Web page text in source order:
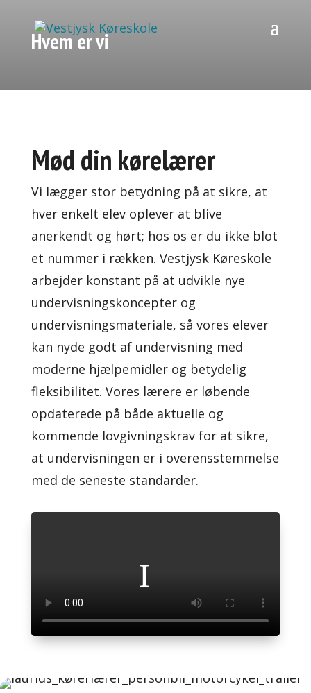
Hvem er vi
Mød din kørelærer
Vi lægger stor betydning på at sikre, at
hver enkelt elev oplever at blive
anerkendt og hørt; hos os er du ikke blot
et nummer i rækken. Vestjysk Køreskole
arbejder konstant på at udvikle nye
undervisningskoncepter og
undervisningsmateriale, så vores elever
kan nyde godt af undervisning med
moderne hjælpemidler og betydelig
fleksibilitet. Vores lærere er løbende
opdaterede på både aktuelle og
kommende lovgivningskrav for at sikre,
at undervisningen er i overensstemmelse
med de seneste standarder.